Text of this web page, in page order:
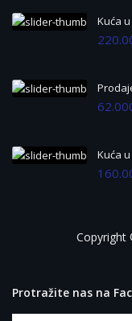
Kuća
Kuća
Copyright
Protražite nas na